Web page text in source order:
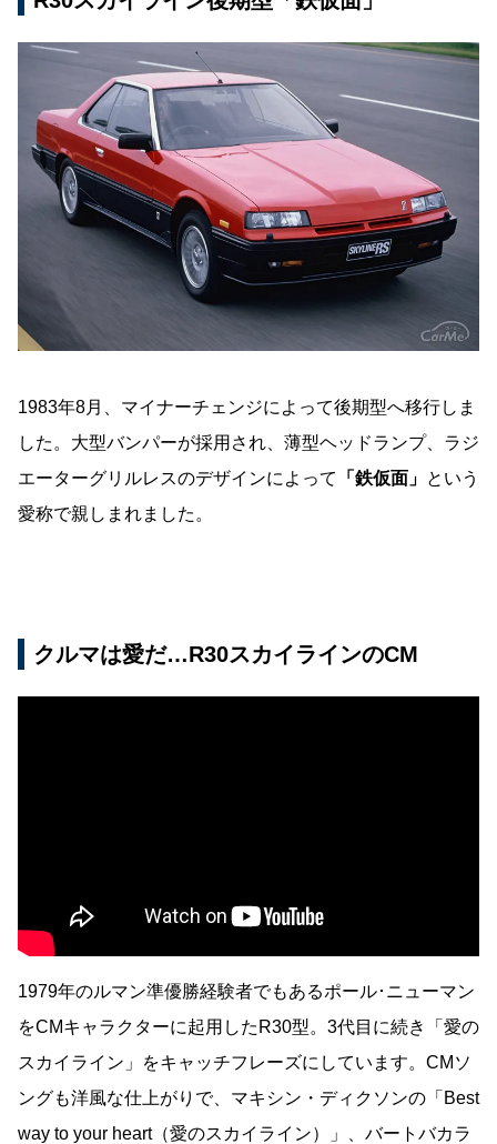
1983年8月、マイナーチェンジによって後期型へ移行しま
した。大型バンパーが採用され、薄型ヘッドランプ、ラジ
エーターグリルレスのデザインによって
「鉄仮面」 という
愛称で親しまれました。
クルマは愛だ…R30スカイラインのCM
1979年のルマン準優勝経験者でもあるポール･ニューマン
をCMキャラクターに起用したR30型。3代目に続き「愛の
スカイライン」をキャッチフレーズにしています。CMソ
ングも洋風な仕上がりで、マキシン・ディクソンの「Best
way to your heart（愛のスカイライン）」、バートバカラ